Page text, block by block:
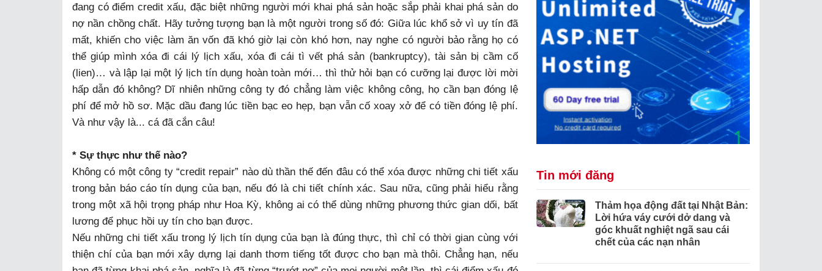
đang có điểm credit xấu, đặc biệt những người mới khai phá sản hoặc sắp phải khai phá sản do
nợ nần chồng chất. Hãy tưởng tượng bạn là một người trong số đó: Giữa lúc khổ sở vì uy tín đã
mất, khiến cho việc làm ăn vốn đã khó giờ lại còn khó hơn, nay nghe có người bảo rằng họ có
thể giúp mình xóa đi cái lý lịch xấu, xóa đi cái tì vết phá sản (bankruptcy), tài sản bị cầm cố
(lien)… và lập lại một lý lịch tín dụng hoàn toàn mới… thì thử hỏi bạn có cưỡng lại được lời mời
hấp dẫn đó không? Dĩ nhiên những công ty đó chẳng làm việc không công, họ cần bạn đóng lệ
phí để mở hồ sơ. Mặc dầu đang lúc tiền bạc eo hẹp, bạn vẫn cố xoay xở để có tiền đóng lệ phí.
Và như vậy là... cá đã cắn câu!
* Sự thực như thế nào?
Không có một công ty “credit repair” nào dù thần thế đến đâu có thể xóa được những chi tiết xấu
trong bản báo cáo tín dụng của bạn, nếu đó là chi tiết chính xác. Sau nữa, cũng phải hiểu rằng
trong một xã hội trọng pháp như Hoa Kỳ, không ai có thể dùng những phương thức gian dối, bất
lương để phục hồi uy tín cho bạn được.
Nếu những chi tiết xấu trong lý lịch tín dụng của bạn là đúng thực, thì chỉ có thời gian cùng với
thiện chí của bạn mới xây dựng lại danh thơm tiếng tốt được cho bạn mà thôi. Chẳng hạn, nếu
Tin mới đăng
Thảm họa động đất tại Nhật Bản:
Lời hứa váy cưới dở dang và
góc khuất nghiệt ngã sau cái
chết của các nạn nhân